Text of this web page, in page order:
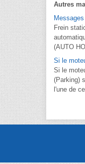
Autres
Messages
Frein
(AUTO
Si le
Si le
(Parking)
l'une de